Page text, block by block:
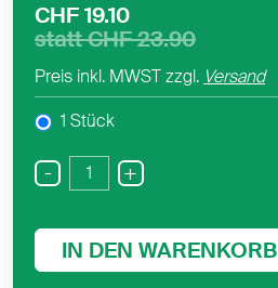
CHF 19.10
stattCHF 23.90
Preis inkl. MWST zzgl. Versand
1 Stück
- +
IN DEN WARENKORB